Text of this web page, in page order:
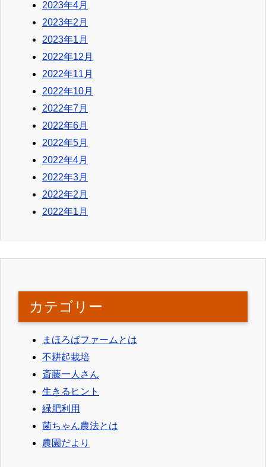
2023年4月
2023年2月
2023年1月
2022年12月
2022年11月
2022年10月
2022年7月
2022年6月
2022年5月
2022年4月
2022年3月
2022年2月
2022年1月
カテゴリー
まほろばファームとは
不耕起栽培
斎藤一人さん
生きるヒント
緑肥利用
菌ちゃん農法とは
農園だより